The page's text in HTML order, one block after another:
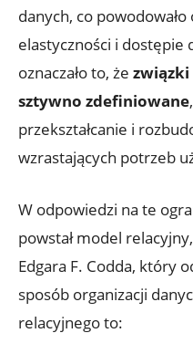
danych, co​
elastyczności ⁤i dostępie
oznaczało to, że związki
sztywno zdefiniowane
przekształcanie i
wzrastających potrzeb
W odpowiedzi na te
powstał⁢ model
Edgara‍ F. ⁤Codda,​ który​
⁤sposób organizacji
relacyjnego to: